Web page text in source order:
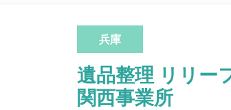
兵庫
遺品整理 リリー
関西事業所